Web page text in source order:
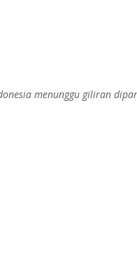
menunggu giliran